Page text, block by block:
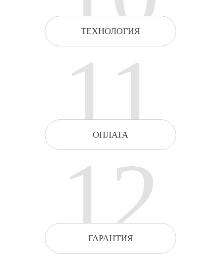
ТЕХНОЛОГИЯ
11
ОПЛАТА
12
ГАРАНТИЯ